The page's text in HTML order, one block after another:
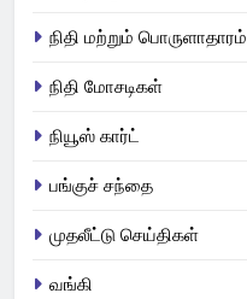
நிதி மற்றும் பொருளாதாரம்
நிதி மோசடிகள்
நியூஸ் கார்ட்
பங்குச் சந்தை
முதலீட்டு செய்திகள்
வங்கி